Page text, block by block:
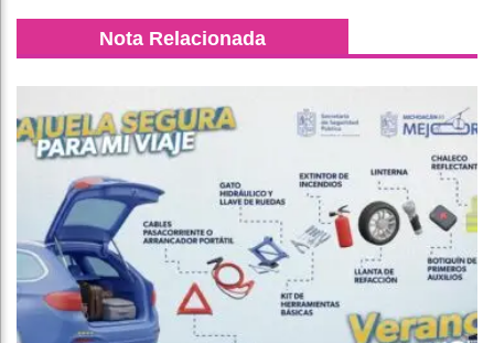
Nota Relacionada